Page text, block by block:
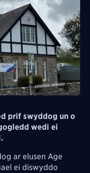
prif swyddog un o
wedi ei
ar elusen Age
ei diswyddo